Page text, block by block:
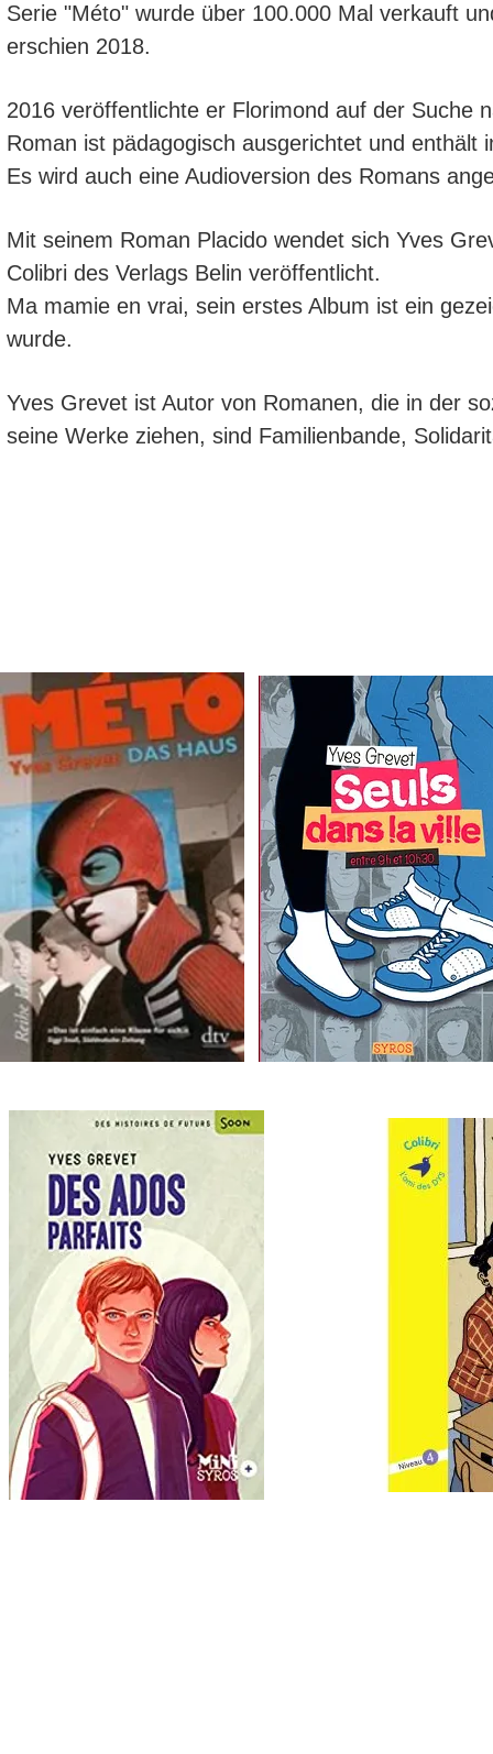
Serie "Méto" wurde über 100.000 Mal verkauft
erschien 2018.
2016 veröffentlichte er Florimond auf der Suche
Roman ist pädagogisch ausgerichtet und
Es wird auch eine Audioversion des Romans
Mit seinem Roman Placido wendet sich Yves
Colibri des Verlags Belin veröffentlicht.
Ma mamie en vrai, sein erstes Album ist ein
wurde.
Yves Grevet ist Autor von Romanen, die in der
seine Werke ziehen, sind Familienbande,